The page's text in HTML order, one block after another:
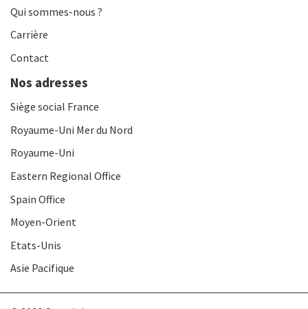
Qui sommes-nous ?
Carrière
Contact
Nos adresses
Siège social France
Royaume-Uni Mer du Nord
Royaume-Uni
Eastern Regional Office
Spain Office
Moyen-Orient
Etats-Unis
Asie Pacifique